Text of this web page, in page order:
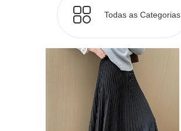
Todas as Categorias